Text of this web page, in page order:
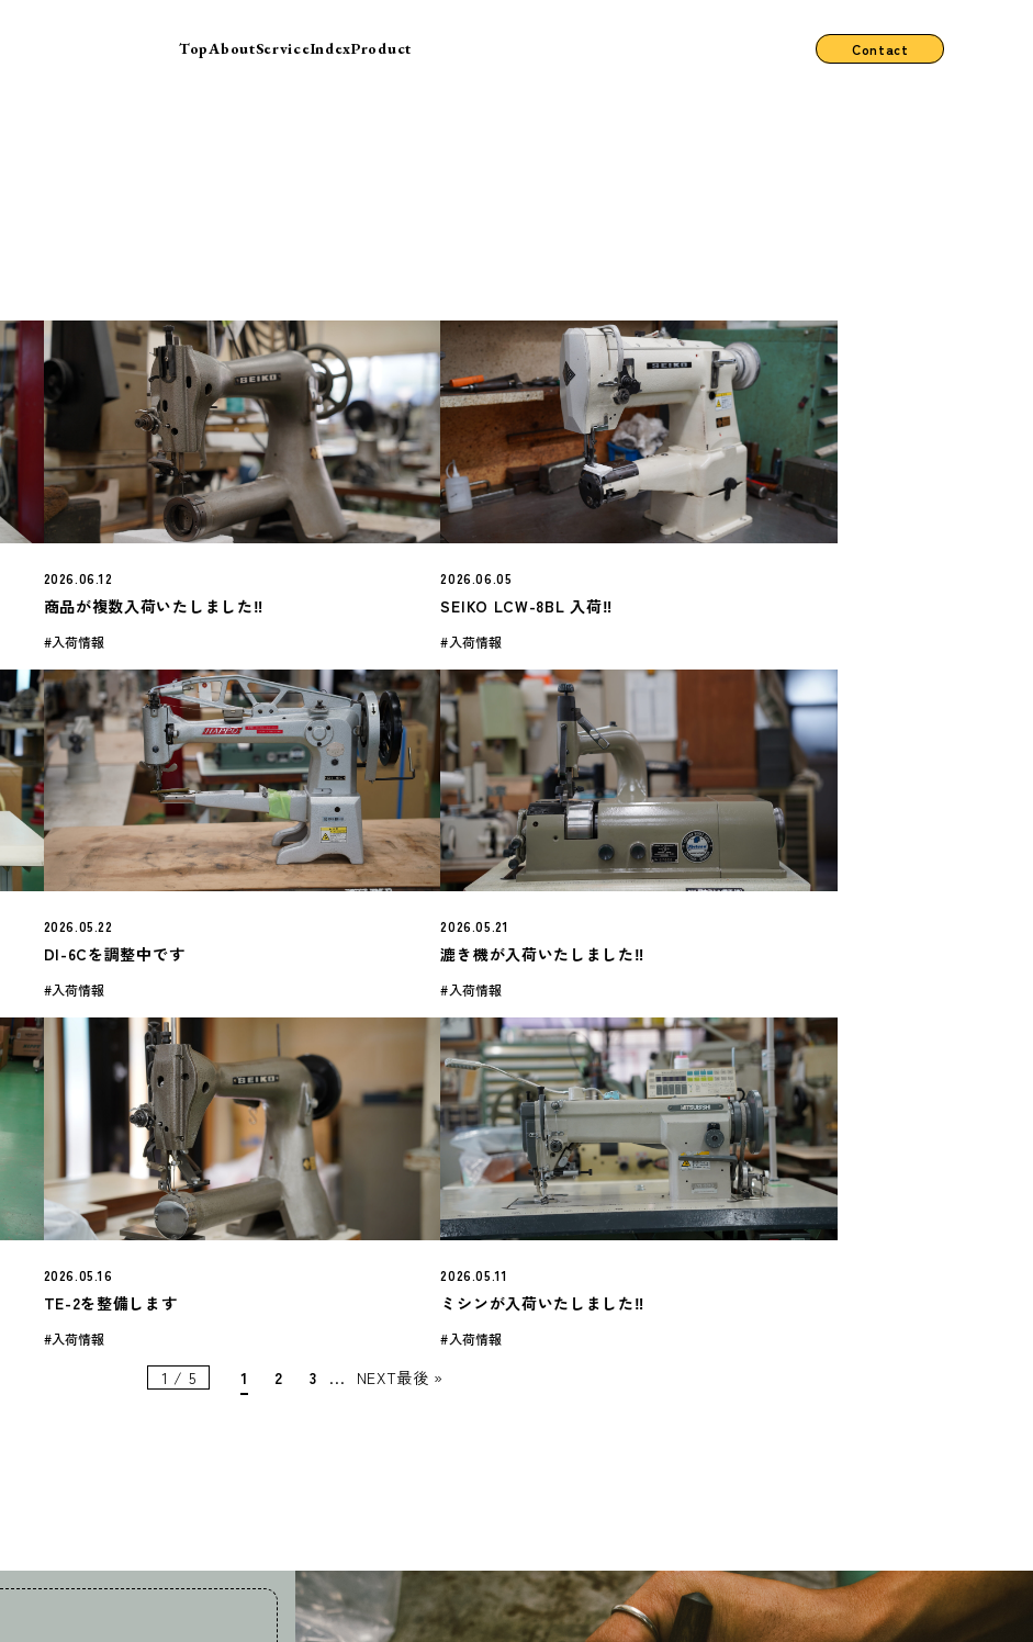
TopAboutServiceIndexProduct Contact
2026.06.12
商品が複数入荷いたしました‼️
入荷情報
2026.06.05
SEIKO LCW-8BL 入荷‼️
入荷情報
2026.05.22
DI-6Cを調整中です
入荷情報
2026.05.21
漉き機が入荷いたしました‼️
入荷情報
2026.05.16
TE-2を整備します
入荷情報
2026.05.11
ミシンが入荷いたしました‼️
入荷情報
1 / 5 1 2 3 ... NEXT最後 »